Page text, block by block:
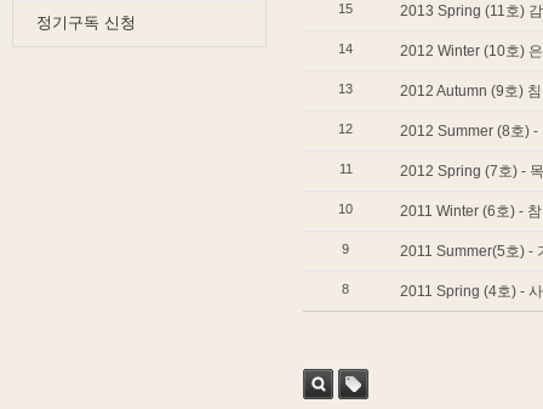
정기구독 신청
15 2013 Spring (11호)
14 2012 Winter (10호)
13 2012 Autumn (9호)
12 2012 Summer (8호) -
11 2012 Spring (7호) -
10 2011 Winter (6호) -
9 2011 Summer(5호) -
8 2011 Spring (4호) -